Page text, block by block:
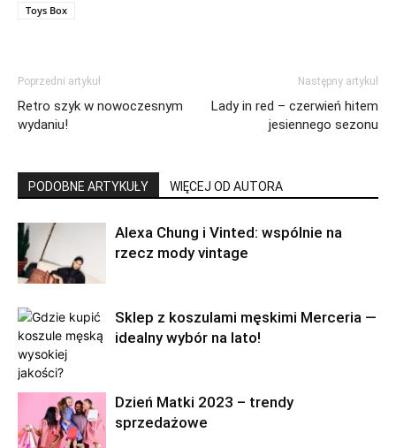
Toys Box
Poprzedni artykuł
Retro szyk w nowoczesnym
wydaniu!
Następny artykuł
Lady in red – czerwień hitem
jesiennego sezonu
PODOBNE ARTYKUŁY WIĘCEJ OD AUTORA
Alexa Chung i Vinted: wspólnie na
rzecz mody vintage
Sklep z koszulami męskimi Merceria —
idealny wybór na lato!
Dzień Matki 2023 – trendy
sprzedażowe